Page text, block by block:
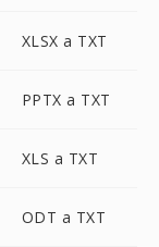
XLSX a TXT
PPTX a TXT
XLS a TXT
ODT a TXT